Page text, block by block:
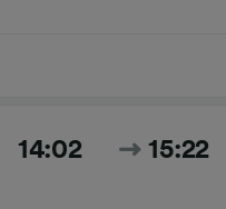
14:02 15:22